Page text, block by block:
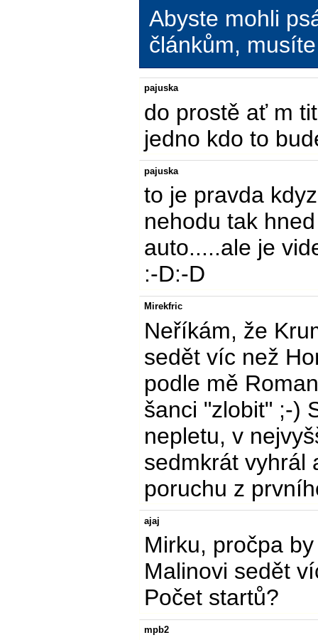
Abyste mohli
článkům,
pajuska
do prostě ať m
jedno kdo to
pajuska
to je pravda
nehodu tak
auto.....ale je
:-D:-D
Mirekfric
Neříkám, že
sedět víc než
podle mě
šanci "zlobit" ;-)
nepletu, v
sedmkrát vyhrál
poruchu z
ajaj
Mirku, pročpa
Malinovi sedět
Počet startů?
mpb2